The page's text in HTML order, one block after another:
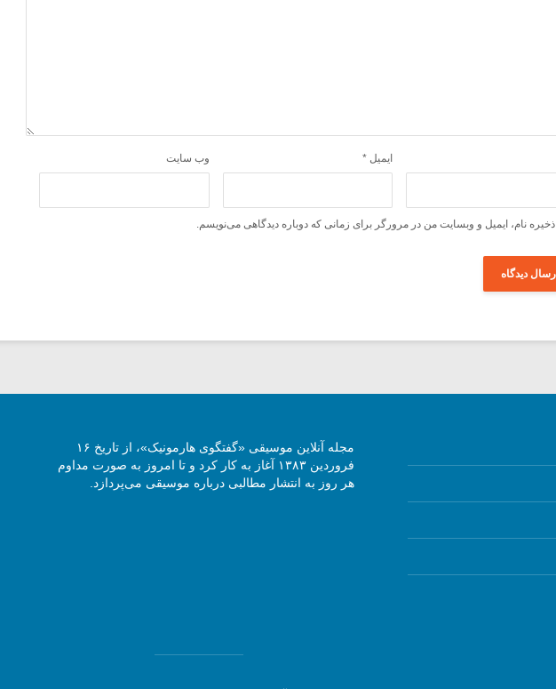
ایمیل * وب‌ سایت
ذخیره نام، ایمیل و وبسایت من در مرورگر برای زمانی که دوباره دیدگاهی می‌نویسم.
مجله آنلاین موسیقی «گفتگوی هارمونیک»، از تاریخ ۱۶
فروردین ۱۳۸۳ آغاز به کار کرد و تا امروز به صورت مداوم
هر روز به انتشار مطالبی درباره موسیقی می‌پردازد.